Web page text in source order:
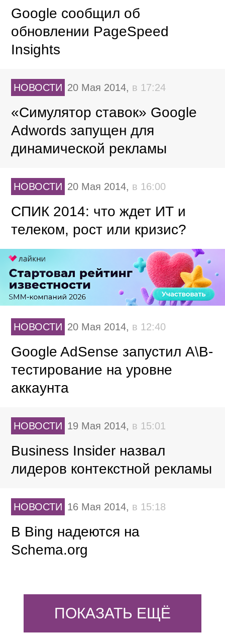
Google сообщил об
обновлении PageSpeed
Insights
НОВОСТИ 20 Мая 2014, в 17:24
«Симулятор ставок» Google
Adwords запущен для
динамической рекламы
НОВОСТИ 20 Мая 2014, в 16:00
СПИК 2014: что ждет ИТ и
телеком, рост или кризис?
НОВОСТИ 20 Мая 2014, в 12:40
Google AdSense запустил А\В-
тестирование на уровне
аккаунта
НОВОСТИ 19 Мая 2014, в 15:01
Business Insider назвал
лидеров контекстной рекламы
НОВОСТИ 16 Мая 2014, в 15:18
В Bing надеются на
Schema.org
ПОКАЗАТЬ ЕЩЁ